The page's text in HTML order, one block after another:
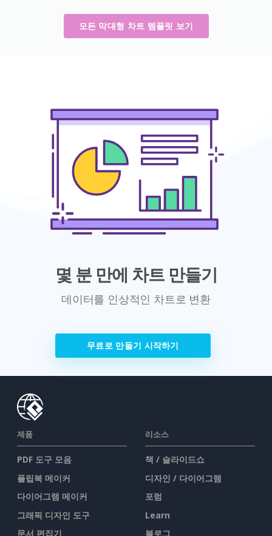
모든 막대형 차트 템플릿 보기
몇 분 만에 차트 만들기
데이터를 인상적인 차트로 변환
무료로 만들기 시작하기
제품
PDF 도구 모음
플립북 메이커
다이어그램 메이커
그래픽 디자인 도구
문서 편집기
리소스
책 / 슬라이드쇼
디자인 / 다이어그램
포럼
Learn
블로그